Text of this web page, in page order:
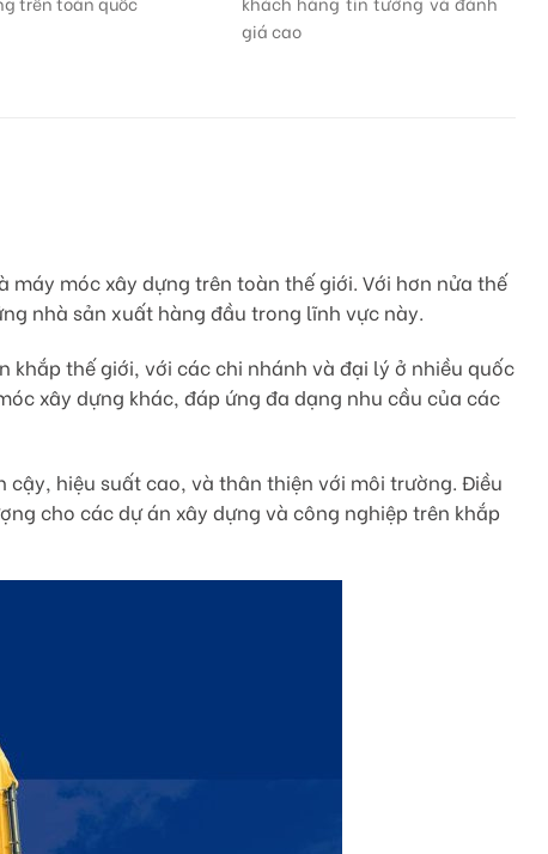
giá cao
móc xây dựng trên toàn thế giới. Với hơn nửa thế
nhà sản xuất hàng đầu trong lĩnh vực này.
khắp thế giới, với các chi nhánh và đại lý ở nhiều quốc
xây dựng khác, đáp ứng đa dạng nhu cầu của các
hiệu suất cao, và thân thiện với môi trường. Điều
cho các dự án xây dựng và công nghiệp trên khắp